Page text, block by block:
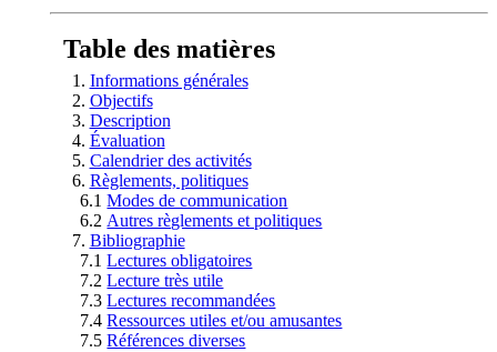
Table des matières
Informations générales
Objectifs
Description
Évaluation
Calendrier des activités
Règlements, politiques
Modes de communication
Autres règlements et politiques
Bibliographie
Lectures obligatoires
Lecture très utile
Lectures recommandées
Ressources utiles et/ou amusantes
Références diverses